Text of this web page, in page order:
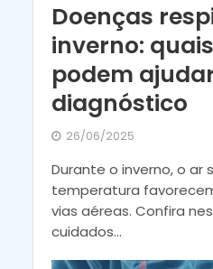
Doenças
inverno:
podem
diagnóstico
26/06/2025
Durante o inverno, o ar
temperatura
vias aéreas. Confira
cuidados...